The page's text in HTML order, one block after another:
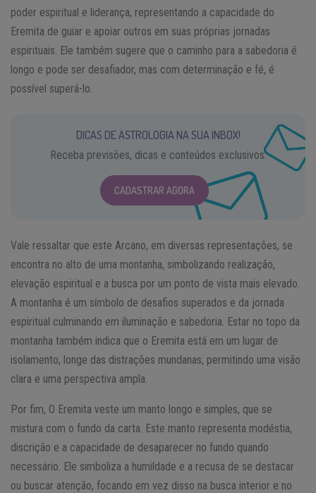
poder espiritual e liderança, representando a capacidade do
Eremita de guiar e apoiar outros em suas próprias jornadas
espirituais. Ele também sugere que o caminho para a sabedoria é
longo e pode ser desafiador, mas com determinação e fé, é
possível superá-lo.
DICAS DE ASTROLOGIA NA SUA INBOX!
Receba previsões, dicas e conteúdos exclusivos.
CADASTRAR AGORA
Vale ressaltar que este Arcano, em diversas representações, se
encontra no alto de uma montanha, simbolizando realização,
elevação espiritual e a busca por um ponto de vista mais elevado.
A montanha é um símbolo de desafios superados e da jornada
espiritual culminando em iluminação e sabedoria. Estar no topo da
montanha também indica que o Eremita está em um lugar de
isolamento, longe das distrações mundanas, permitindo uma visão
clara e uma perspectiva ampla.
Por fim, O Eremita veste um manto longo e simples, que se
mistura com o fundo da carta. Este manto representa modéstia,
discrição e a capacidade de desaparecer no fundo quando
necessário. Ele simboliza a humildade e a recusa de se destacar
ou buscar atenção, focando em vez disso na busca interior e no